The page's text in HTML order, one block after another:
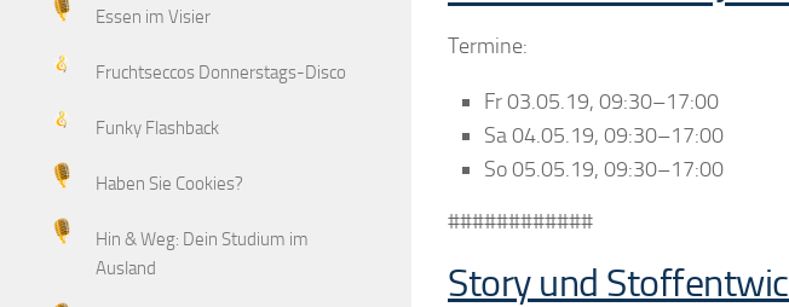
Termine:
Fr 03.05.19, 09:30–17:00
Sa 04.05.19, 09:30–17:00
So 05.05.19, 09:30–17:00
############
Story und
Essen im Visier
Fruchtseccos Donnerstags-Disco
Funky Flashback
Haben Sie Cookies?
Hin & Weg: Dein Studium im
Ausland